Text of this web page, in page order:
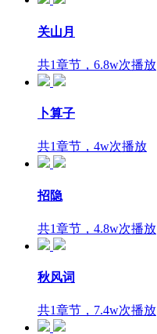
关山月
共1章节，6.8w次播放
卜算子
共1章节，4w次播放
招隐
共1章节，4.8w次播放
秋风词
共1章节，7.4w次播放